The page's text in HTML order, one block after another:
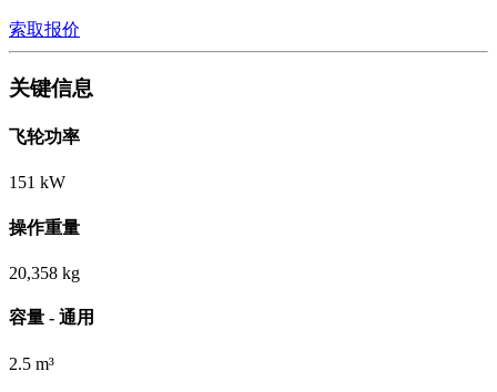
索取报价
关键信息
飞轮功率
151 kW
操作重量
20,358 kg
容量 - 通用
2.5 m³